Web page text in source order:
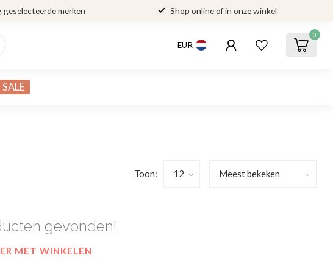
geselecteerde merken Shop online of in onze winkel
EUR
0
SALE
Toon:
gevonden!
MET WINKELEN